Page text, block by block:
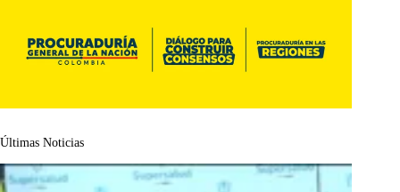
Últimas Noticias